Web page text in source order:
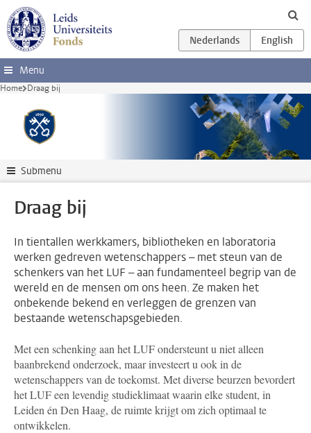
Ga direct naar de inhoud
Menu
Home Draag bij
Submenu
Draag bij
In tientallen werkkamers, bibliotheken en laboratoria
werken gedreven wetenschappers – met steun van de
schenkers van het LUF – aan fundamenteel begrip van de
wereld en de mensen om ons heen. Ze maken het
onbekende bekend en verleggen de grenzen van
bestaande wetenschapsgebieden.
Met een schenking aan het LUF ondersteunt u niet alleen
baanbrekend onderzoek, maar investeert u ook in de
wetenschappers van de toekomst. Met diverse beurzen bevordert
het LUF een levendig studieklimaat waarin elke student, in
Leiden én Den Haag, de ruimte krijgt om zich optimaal te
ontwikkelen.